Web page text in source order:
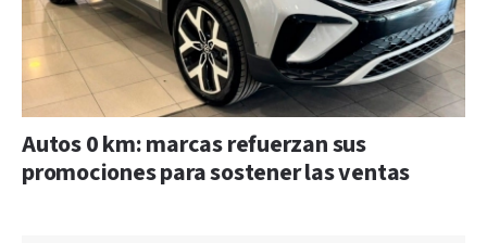
Autos 0 km: marcas refuerzan sus
promociones para sostener las ventas